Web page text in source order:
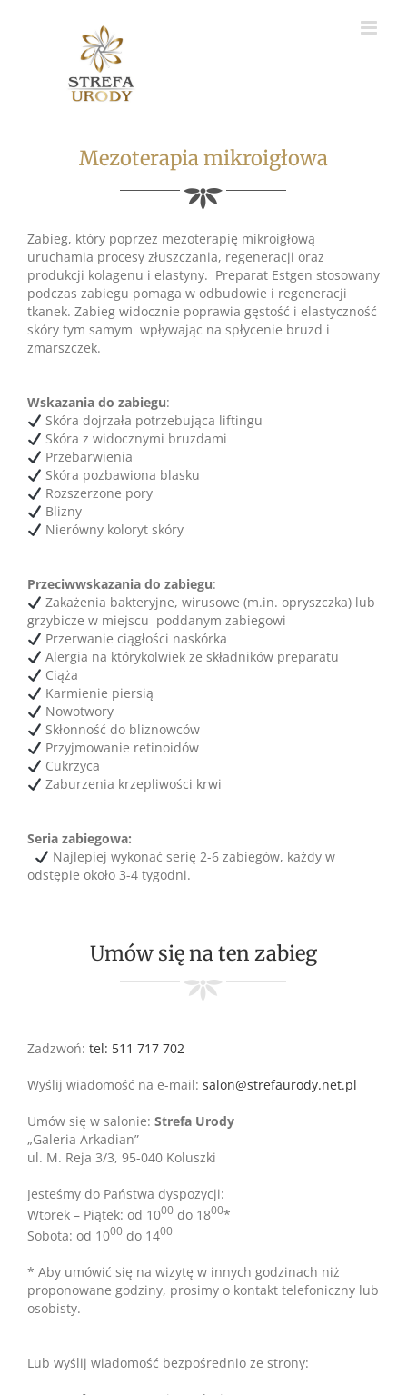
Mezoterapia mikroigłowa
Zabieg, który poprzez mezoterapię mikroigłową
uruchamia procesy złuszczania, regeneracji oraz
produkcji kolagenu i elastyny. Preparat Estgen stosowany
podczas zabiegu pomaga w odbudowie i regeneracji
tkanek. Zabieg widocznie poprawia gęstość i elastyczność
skóry tym samym wpływając na spłycenie bruzd i
zmarszczek.
Wskazania do zabiegu:
Skóra dojrzała potrzebująca liftingu
Skóra z widocznymi bruzdami
Przebarwienia
Skóra pozbawiona blasku
Rozszerzone pory
Blizny
Nierówny koloryt skóry
Przeciwwskazania do zabiegu:
Zakażenia bakteryjne, wirusowe (m.in. opryszczka) lub
grzybicze w miejscu poddanym zabiegowi
Przerwanie ciągłości naskórka
Alergia na którykolwiek ze składników preparatu
Ciąża
Karmienie piersią
Nowotwory
Skłonność do bliznowców
Przyjmowanie retinoidów
Cukrzyca
Zaburzenia krzepliwości krwi
Seria zabiegowa:
Najlepiej wykonać serię 2-6 zabiegów, każdy w
odstępie około 3-4 tygodni.
Umów się na ten zabieg
Zadzwoń: tel: 511 717 702
Wyślij wiadomość na e-mail: salon@strefaurody.net.pl
Umów się w salonie: Strefa Urody
„Galeria Arkadian”
ul. M. Reja 3/3, 95-040 Koluszki
Jesteśmy do Państwa dyspozycji:
Wtorek – Piątek: od 1000 do 1800*
Sobota: od 1000 do 1400
* Aby umówić się na wizytę w innych godzinach niż
proponowane godziny, prosimy o kontakt telefoniczny lub
osobisty.
Lub wyślij wiadomość bezpośrednio ze strony: